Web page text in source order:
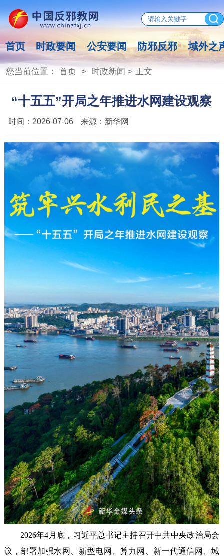
首页 时政要闻 公安要闻 防邪反邪 域外之
您当前位置： 首页> 时政新闻 > 正文
“十五五”开局之年推进水网建设观察
时间： 2026-07-06 来源： 新华网
2026年4月底，习近平总书记主持召开中共中央政治局会
议，部署加强水网、新型电网、算力网、新一代通信网、城